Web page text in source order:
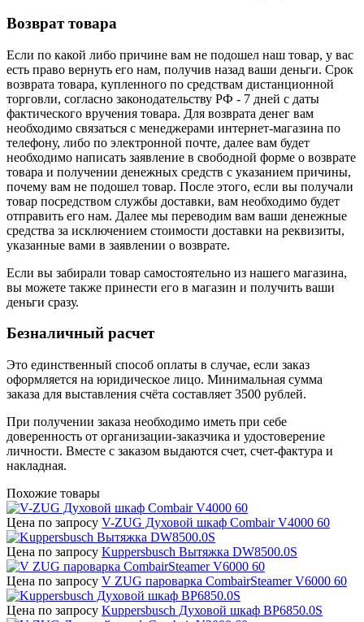
Возврат товара
Если по какой либо причине вам не подошел наш товар, у вас
есть право вернуть его нам, получив назад ваши деньги. Срок
возврата товара, купленного по средствам дистанционной
торговли, согласно законодательству РФ - 7 дней с даты
фактического вручения товара. Для возврата денег вам
необходимо связаться с менеджерами интернет-магазина по
телефону, либо по электронной почте, далее вам будет
необходимо написать заявление в свободной форме о возврате
товара и получении денежных средств с указанием причины,
почему вам не подошел товар. После этого, если вы получали
товар посредством службы доставки, вам необходимо будет
отправить его нам. Далее мы переводим вам ваши денежные
средства за исключением стоимости доставки на реквизиты,
указанные вами в заявлении о возврате.
Если вы забирали товар самостоятельно из нашего магазина,
вы можете также принести его в магазин и получить ваши
деньги сразу.
Безналичный расчет
Это единственный способ оплаты в случае, если заказ
оформляется на юридическое лицо. Минимальная сумма
заказа для выставления счёта составляет 3500 рублей.
При получении заказа необходимо иметь при себе
доверенность от организации-заказчика и удостоверение
личности. Вместе с заказом выдаются счет, счет-фактура и
накладная.
Похожие товары
Цена по запросу V-ZUG Духовой шкаф Combair V4000 60
Цена по запросу Kuppersbusch Вытяжка DW8500.0S
Цена по запросу V ZUG пароварка CombairSteamer V6000 60
Цена по запросу Kuppersbusch Духовой шкаф BP6850.0S